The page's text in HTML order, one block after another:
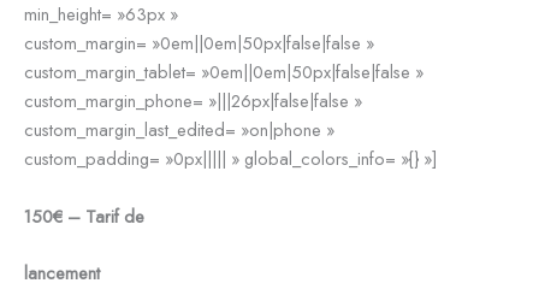
min_height= »63px »
custom_margin= »0em||0em|50px|false|false »
custom_margin_tablet= »0em||0em|50px|false|false »
custom_margin_phone= »|||26px|false|false »
custom_margin_last_edited= »on|phone »
custom_padding= »0px||||| » global_colors_info= »{} »]
150€ – Tarif de
lancement